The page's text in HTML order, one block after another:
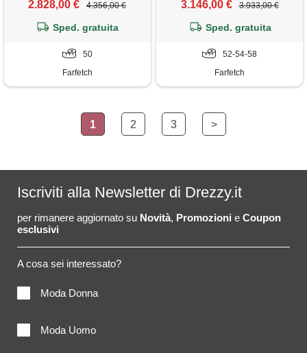
2.828,00 € 4.356,00 €
Sped. gratuita
50
Farfetch
3.146,00 € 3.933,00 €
Sped. gratuita
52-54-58
Farfetch
1 2 3 >
Iscriviti alla Newsletter di Drezzy.it
per rimanere aggiornato su Novità, Promozioni e Coupon
esclusivi
A cosa sei interessato?
Moda Donna
Moda Uomo